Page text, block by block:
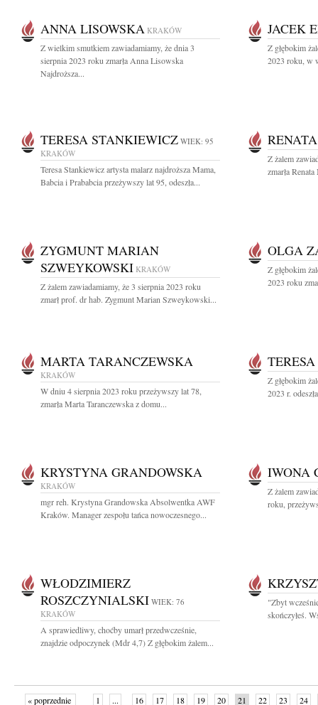
ANNA LISOWSKA KRAKÓW
Z wielkim smutkiem zawiadamiamy, że dnia 3
sierpnia 2023 roku zmarła Anna Lisowska
Najdroższa...
JACEK
Z głębokim
2023 roku, w
TERESA STANKIEWICZ WIEK: 95
KRAKÓW
Teresa Stankiewicz artysta malarz najdroższa Mama,
Babcia i Prababcia przeżywszy lat 95, odeszła...
Z żalem
zmarła
ZYGMUNT MARIAN
SZWEYKOWSKI KRAKÓW
Z żalem zawiadamiamy, że 3 sierpnia 2023 roku
zmarł prof. dr hab. Zygmunt Marian Szweykowski...
OLGA
Z głębokim
2023 roku
MARTA TARANCZEWSKA
KRAKÓW
W dniu 4 sierpnia 2023 roku przeżywszy lat 78,
zmarła Marta Taranczewska z domu...
Z głębokim
2023 r.
KRYSTYNA GRANDOWSKA
KRAKÓW
mgr reh. Krystyna Grandowska Absolwentka AWF
Kraków. Manager zespołu tańca nowoczesnego...
IWONA
Z żalem
roku,
WŁODZIMIERZ
ROSZCZYNIALSKI WIEK: 76
KRAKÓW
A sprawiedliwy, choćby umarł przedwcześnie,
znajdzie odpoczynek (Mdr 4,7) Z głębokim żalem...
"Zbyt
skończyłeś.
« poprzednie 1 ... 16 17 18 19 20 21 22 23 24